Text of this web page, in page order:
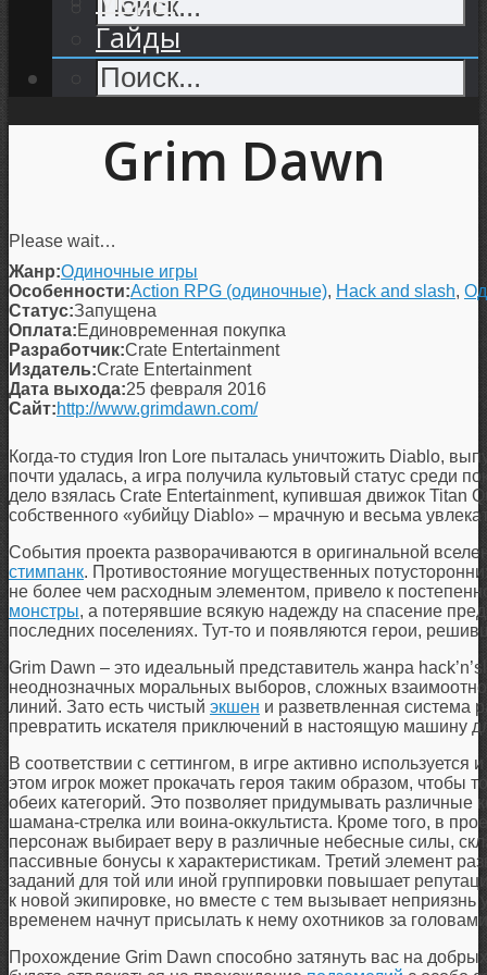
Гайды
Grim Dawn
Please wait…
Жанр:Одиночные игры
Особенности:Action RPG (одиночные), Hack and slash,
Статус:Запущена
Оплата:Единовременная покупка
Разработчик:Crate Entertainment
Издатель:Crate Entertainment
Дата выхода:25 февраля 2016
Сайт:http://www.grimdawn.com/
Когда-то студия Iron Lore пыталась уничтожить Diablo,
почти удалась, а игра получила культовый статус среди
дело взялась Crate Entertainment, купившая движок Titan
собственного «убийцу Diablo» – мрачную и весьма
События проекта разворачиваются в оригинальной
стимпанк. Противостояние могущественных
не более чем расходным элементом, привело к
монстры, а потерявшие всякую надежду на спасение
последних поселениях. Тут-то и появляются герои,
Grim Dawn – это идеальный представитель жанра
неоднозначных моральных выборов, сложных
линий. Зато есть чистый экшен и разветвленная система
превратить искателя приключений в настоящую машину
В соответствии с сеттингом, в игре активно используется
этом игрок может прокачать героя таким образом, чтобы
обеих категорий. Это позволяет придумывать различные
шамана-стрелка или воина-оккультиста. Кроме того, в
персонаж выбирает веру в различные небесные силы,
пассивные бонусы к характеристикам. Третий элемент
заданий для той или иной группировки повышает
к новой экипировке, но вместе с тем вызывает
временем начнут присылать к нему охотников за
Прохождение Grim Dawn способно затянуть вас на